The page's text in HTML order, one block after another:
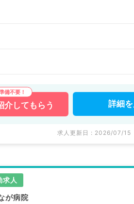
介してもらう 詳細を
求人更新日 : 2026/07/15
求人
が病院